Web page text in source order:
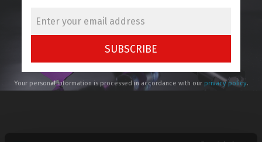
SUBSCRIBE
Your personal information is processed in accordance with our privacy policy.